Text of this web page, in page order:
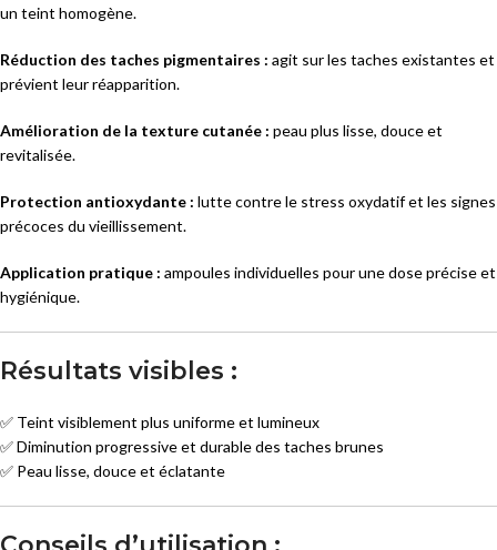
un teint homogène.
Réduction des taches pigmentaires : agit sur les taches existantes et
prévient leur réapparition.
Amélioration de la texture cutanée : peau plus lisse, douce et
revitalisée.
Protection antioxydante : lutte contre le stress oxydatif et les signes
précoces du vieillissement.
Application pratique : ampoules individuelles pour une dose précise et
hygiénique.
Résultats visibles :
✅ Teint visiblement plus uniforme et lumineux
✅ Diminution progressive et durable des taches brunes
✅ Peau lisse, douce et éclatante